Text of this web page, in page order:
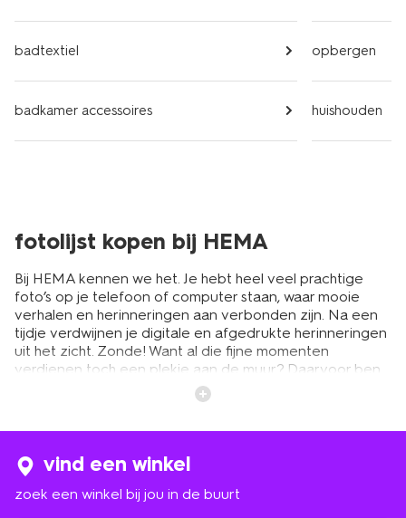
badtextiel
badkamer accessoires
opbergen
huishouden
fotolijst kopen bij HEMA
Bij HEMA kennen we het. Je hebt heel veel prachtige
foto’s op je telefoon of computer staan, waar mooie
verhalen en herinneringen aan verbonden zijn. Na een
tijdje verdwijnen je digitale en afgedrukte herinneringen
uit het zicht. Zonde! Want al die fijne momenten
verdienen toch een plekje aan de muur? Daarvoor ben
je bij HEMA aan het juiste adres. Je hebt ruime keuze uit
leuke fotolijstjes in verschillende kleuren en maten. Van
Denk nog eens terug aan die fijne vakantie, de eerste
jaren van je kind of aan een speciaal moment met je
beste vriend. Deze momenten verdienen het om
vind een winkel
zoek een winkel bij jou in de buurt